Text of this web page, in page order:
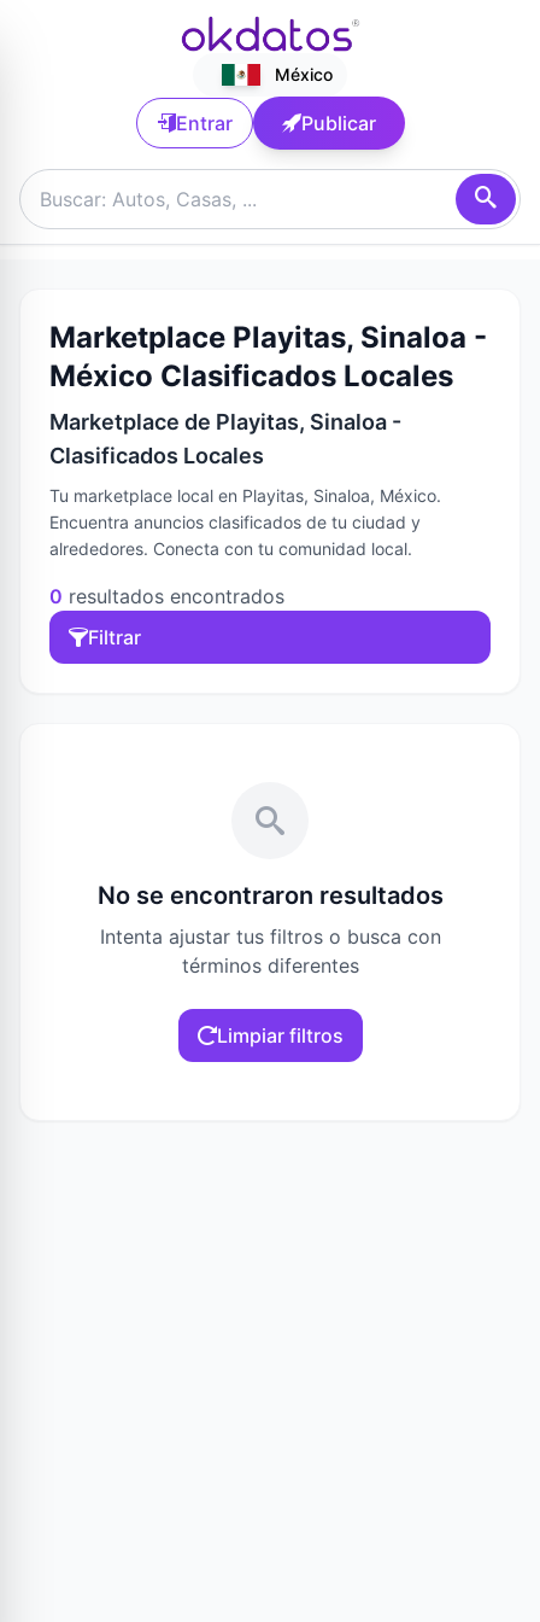
México
Entrar Publicar
Marketplace Playitas, Sinaloa -
México Clasificados Locales
Marketplace de Playitas, Sinaloa -
Clasificados Locales
Tu marketplace local en Playitas, Sinaloa, México.
Encuentra anuncios clasificados de tu ciudad y
alrededores. Conecta con tu comunidad local.
0 resultados encontrados
Filtrar
No se encontraron resultados
Intenta ajustar tus filtros o busca con
términos diferentes
Limpiar filtros